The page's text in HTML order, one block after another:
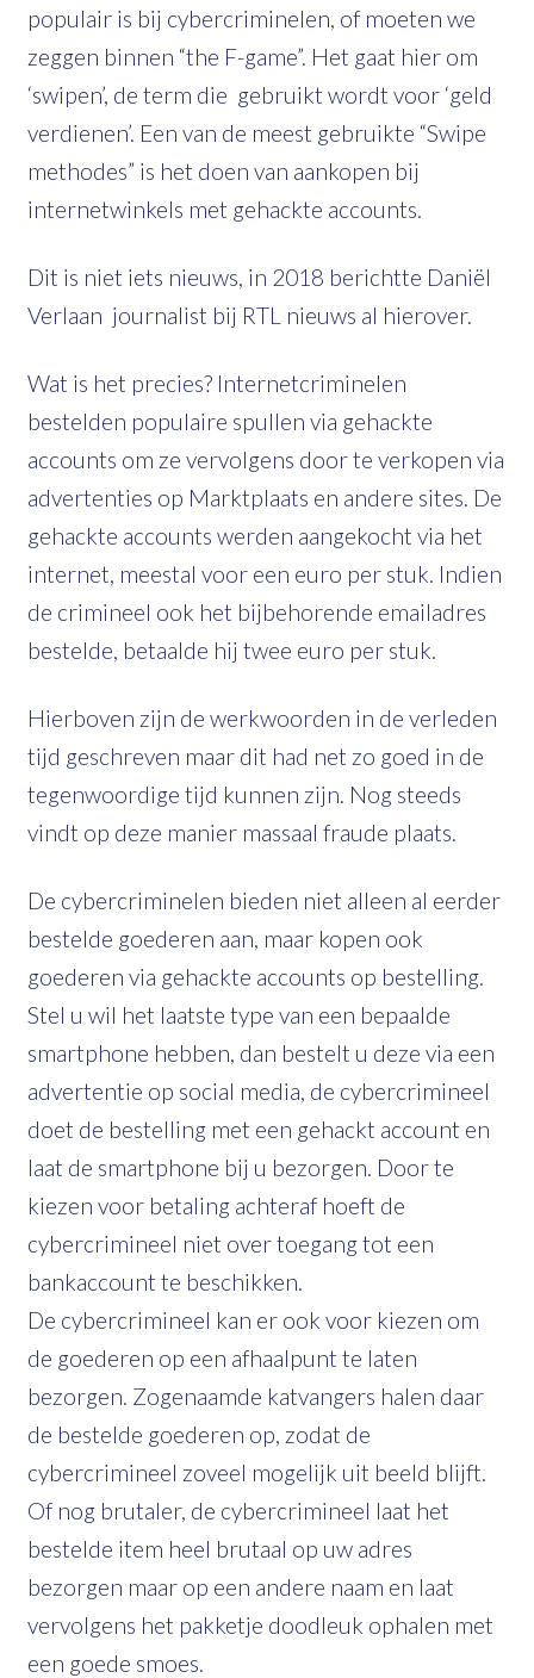
populair is bij cybercriminelen, of moeten we
zeggen binnen “the F-game”. Het gaat hier om
‘swipen’, de term die gebruikt wordt voor ‘geld
verdienen’. Een van de meest gebruikte “Swipe
methodes” is het doen van aankopen bij
internetwinkels met gehackte accounts.
Dit is niet iets nieuws, in 2018 berichtte Daniël
Verlaan journalist bij RTL nieuws al hierover.
Wat is het precies? Internetcriminelen
bestelden populaire spullen via gehackte
accounts om ze vervolgens door te verkopen via
advertenties op Marktplaats en andere sites. De
gehackte accounts werden aangekocht via het
internet, meestal voor een euro per stuk. Indien
de crimineel ook het bijbehorende emailadres
bestelde, betaalde hij twee euro per stuk.
Hierboven zijn de werkwoorden in de verleden
tijd geschreven maar dit had net zo goed in de
tegenwoordige tijd kunnen zijn. Nog steeds
vindt op deze manier massaal fraude plaats.
De cybercriminelen bieden niet alleen al eerder
bestelde goederen aan, maar kopen ook
goederen via gehackte accounts op bestelling.
Stel u wil het laatste type van een bepaalde
smartphone hebben, dan bestelt u deze via een
advertentie op social media, de cybercrimineel
doet de bestelling met een gehackt account en
laat de smartphone bij u bezorgen. Door te
kiezen voor betaling achteraf hoeft de
cybercrimineel niet over toegang tot een
bankaccount te beschikken.
De cybercrimineel kan er ook voor kiezen om
de goederen op een afhaalpunt te laten
bezorgen. Zogenaamde katvangers halen daar
de bestelde goederen op, zodat de
cybercrimineel zoveel mogelijk uit beeld blijft.
Of nog brutaler, de cybercrimineel laat het
bestelde item heel brutaal op uw adres
bezorgen maar op een andere naam en laat
vervolgens het pakketje doodleuk ophalen met
een goede smoes.